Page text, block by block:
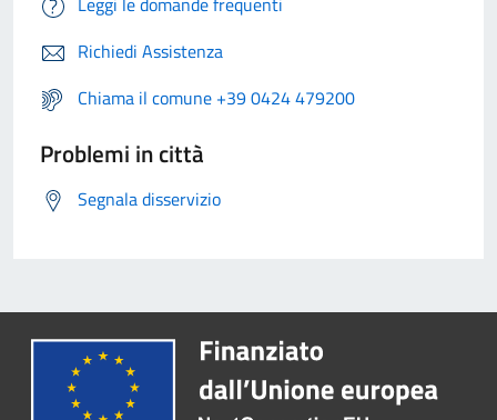
Richiedi Assistenza
Chiama il comune +39 0424 479200
Problemi in città
Segnala disservizio